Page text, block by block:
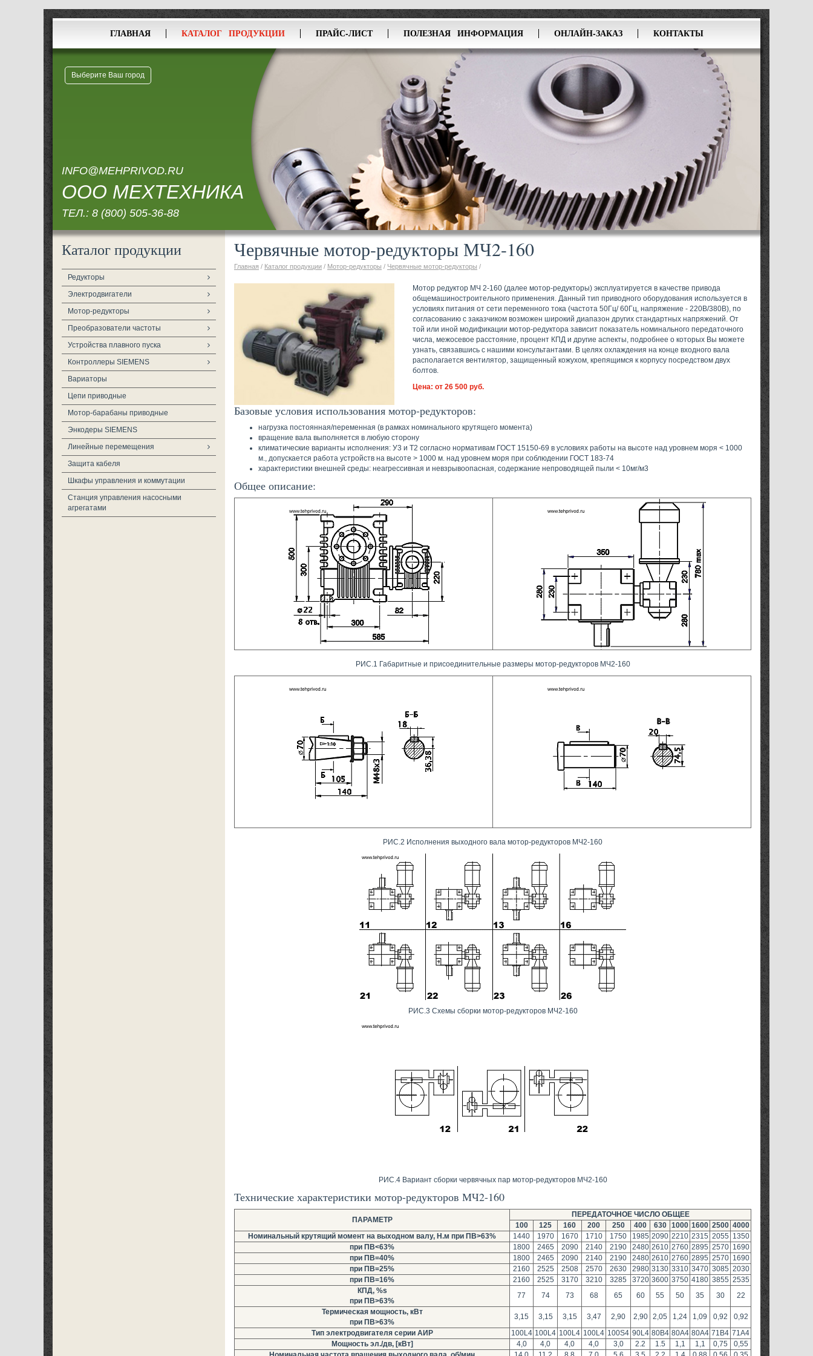
ГЛАВНАЯ КАТАЛОГ ПРОДУКЦИИ ПРАЙС-ЛИСТ ПОЛЕЗНАЯ ИНФОРМАЦИЯ ОНЛАЙН-ЗАКАЗ КОНТАКТЫ
Выберите Ваш город
INFO@MEHPRIVOD.RU
ООО МЕХТЕХНИКА
ТЕЛ.: 8 (800) 505-36-88
Каталог продукции
Редукторы
Электродвигатели
Мотор-редукторы
Преобразователи частоты
Устройства плавного пуска
Контроллеры SIEMENS
Вариаторы
Цепи приводные
Мотор-барабаны приводные
Энкодеры SIEMENS
Линейные перемещения
Защита кабеля
Шкафы управления и коммутации
Станция управления насосными
агрегатами
Червячные мотор-редукторы МЧ2-160
Главная / Каталог продукции / Мотор-редукторы / Червячные мотор-редукторы /
Мотор редуктор МЧ 2-160 (далее мотор-редукторы) эксплуатируется в качестве привода
общемашиностроительного применения. Данный тип приводного оборудования используется в
условиях питания от сети переменного тока (частота 50Гц/ 60Гц, напряжение - 220В/380В), по
согласованию с заказчиком возможен широкий диапазон других стандартных напряжений. От
той или иной модификации мотор-редуктора зависит показатель номинального передаточного
числа, межосевое расстояние, процент КПД и другие аспекты, подробнее о которых Вы можете
узнать, связавшись с нашими консультантами. В целях охлаждения на конце входного вала
располагается вентилятор, защищенный кожухом, крепящимся к корпусу посредством двух
болтов.
Цена: от 26 500 руб.
Базовые условия использования мотор-редукторов:
нагрузка постоянная/переменная (в рамках номинального крутящего момента)
вращение вала выполняется в любую сторону
климатические варианты исполнения: У3 и Т2 согласно нормативам ГОСТ 15150-69 в условиях работы на высоте над уровнем моря < 1000
м., допускается работа устройств на высоте > 1000 м. над уровнем моря при соблюдении ГОСТ 183-74
характеристики внешней среды: неагрессивная и невзрывоопасная, содержание непроводящей пыли < 10мг/м3
Общее описание:
РИС.1 Габаритные и присоединительные размеры мотор-редукторов МЧ2-160
РИС.2 Исполнения выходного вала мотор-редукторов МЧ2-160
РИС.3 Схемы сборки мотор-редукторов МЧ2-160
РИС.4 Вариант сборки червячных пар мотор-редукторов МЧ2-160
Технические характеристики мотор-редукторов МЧ2-160
ПАРАМЕТР
ПЕРЕДАТОЧНОЕ ЧИСЛО ОБЩЕЕ
100
125 160 200 250 400 630 1000 1600 2500 4000
Номинальный крутящий момент на выходном валу, Н.м при ПВ>63%
1440 1970 1670 1710 1750 1985 2090 2210 2315 2055 1350
при ПВ<63%
1800 2465 2090 2140 2190 2480 2610 2760 2895 2570 1690
при ПВ=40%
1800 2465 2090 2140 2190 2480 2610 2760 2895 2570 1690
при ПВ=25%
2160 2525 2508 2570 2630 2980 3130 3310 3470 3085 2030
при ПВ=16%
2160 2525 3170 3210 3285 3720 3600 3750 4180 3855 2535
КПД, %s
при ПВ>63%
77 74 73 68 65 60 55 50 35 30
22
Термическая мощность, кВт
при ПВ>63%
3,15 3,15 3,15 3,47 2,90 2,90 2,05 1,24 1,09 0,92
0,92
Тип электродвигателя серии АИР
100L4 100L4 100L4 100L4 100S4 90L4 80B4 80A4 80A4 71B4 71A4
Мощность эл./дв, [кВт]
4,0 4,0 4,0 4,0 3,0 2.2 1.5 1,1 1,1 0,75
0,55